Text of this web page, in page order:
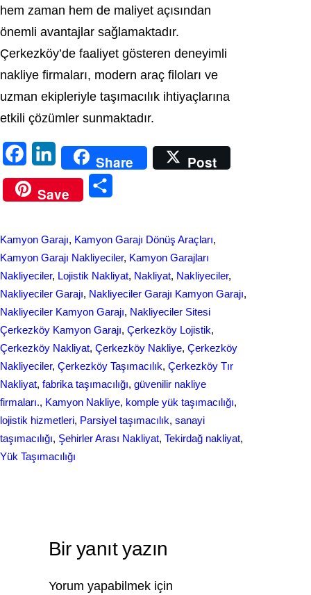
hem zaman hem de maliyet açısından
önemli avantajlar sağlamaktadır.
Çerkezköy’de faaliyet gösteren deneyimli
nakliye firmaları, modern araç filoları ve
uzman ekipleriyle taşımacılık ihtiyaçlarına
etkili çözümler sunmaktadır.
a
c
o
o
k
i
n
d
I
n
Share
Post
Save
r
e
Kamyon Garajı, Kamyon Garajı Dönüş Araçları
Kamyon Garajı Nakliyeciler, Kamyon Garajları
Nakliyeciler, Lojistik Nakliyat, Nakliyat, Nakliyeciler
Nakliyeciler Garajı, Nakliyeciler Garajı Kamyon Garajı
Nakliyeciler Kamyon Garajı, Nakliyeciler Sitesi
Çerkezköy Kamyon Garajı, Çerkezköy Lojistik
Çerkezköy Nakliyat, Çerkezköy Nakliye, Çerkezköy
Nakliyeciler, Çerkezköy Taşımacılık, Çerkezköy Tır
Nakliyat, fabrika taşımacılığı, güvenilir nakliye
firmaları., Kamyon Nakliye, komple yük taşımacılığı
lojistik hizmetleri, Parsiyel taşımacılık, sanayi
taşımacılığı, Şehirler Arası Nakliyat, Tekirdağ nakliyat
Yük Taşımacılığı
Bir yanıt yazın
Yorum yapabilmek için